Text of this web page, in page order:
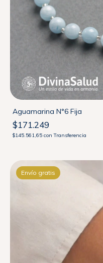
Aguamarina N°6 Fija
$171.249
$145.561,65 con Transferencia
Envío gratis